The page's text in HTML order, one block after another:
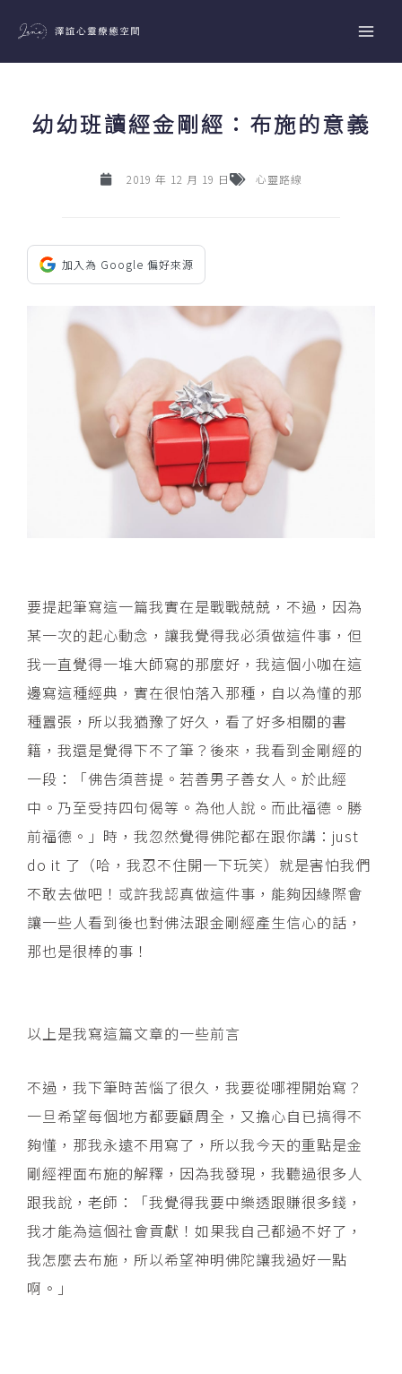
主
幼幼班讀經金剛經：布施的意義
2019 年 12 月 19 日 心靈路線
加入為 Google 偏好來源
要提起筆寫這一篇我實在是戰戰兢兢，不過，因為
某一次的起心動念，讓我覺得我必須做這件事，但
我一直覺得一堆大師寫的那麼好，我這個小咖在這
邊寫這種經典，實在很怕落入那種，自以為懂的那
種囂張，所以我猶豫了好久，看了好多相關的書
籍，我還是覺得下不了筆？後來，我看到金剛經的
一段：「佛告須菩提。若善男子善女人。於此經
中。乃至受持四句偈等。為他人說。而此福德。勝
前福德。」時，我忽然覺得佛陀都在跟你講：just
do it 了（哈，我忍不住開一下玩笑）就是害怕我們
不敢去做吧！或許我認真做這件事，能夠因緣際會
讓一些人看到後也對佛法跟金剛經產生信心的話，
那也是很棒的事！
以上是我寫這篇文章的一些前言
不過，我下筆時苦惱了很久，我要從哪裡開始寫？
一旦希望每個地方都要顧周全，又擔心自已搞得不
夠懂，那我永遠不用寫了，所以我今天的重點是金
剛經裡面布施的解釋，因為我發現，我聽過很多人
跟我說，老師：「我覺得我要中樂透跟賺很多錢，
我才能為這個社會貢獻！如果我自己都過不好了，
我怎麼去布施，所以希望神明佛陀讓我過好一點
啊。」